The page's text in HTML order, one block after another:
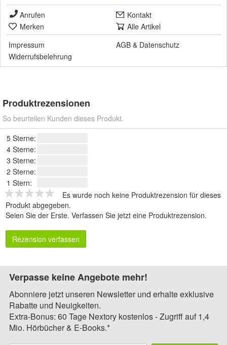
Anrufen
Kontakt
Merken
Alle Artikel
Impressum
AGB & Datenschutz
Widerrufsbelehrung
Produktrezensionen
So beurteilen Kunden dieses Produkt.
5 Sterne:
4 Sterne:
3 Sterne:
2 Sterne:
1 Stern:
Es wurde noch keine Produktrezension für dieses
Produkt abgegeben.
Seien Sie der Erste. Verfassen Sie jetzt eine Produktrezension.
Rezension verfassen
Verpasse keine Angebote mehr!
Abonniere jetzt unseren Newsletter und erhalte exklusive
Rabatte und Neuigkeiten.
Extra-Bonus: 60 Tage Nextory kostenlos - Zugriff auf 1,4
Mio. Hörbücher & E-Books.*